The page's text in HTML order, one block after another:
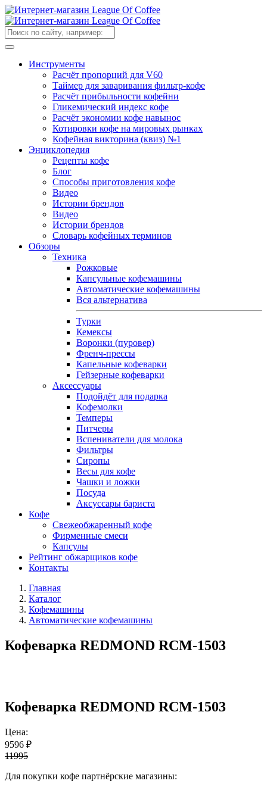
Инструменты
Расчёт пропорций для V60
Таймер для заваривания фильтр-кофе
Расчёт прибыльности кофейни
Гликемический индекс кофе
Расчёт экономии кофе навынос
Котировки кофе на мировых рынках
Кофейная викторина (квиз) №1
Энциклопедия
Рецепты кофе
Блог
Способы приготовления кофе
Видео
Истории брендов
Видео
Истории брендов
Словарь кофейных терминов
Обзоры
Техника
Рожковые
Капсульные кофемашины
Автоматические кофемашины
Вся альтернатива
Турки
Кемексы
Воронки (пуровер)
Френч-прессы
Капельные кофеварки
Гейзерные кофеварки
Аксессуары
Подойдёт для подарка
Кофемолки
Темперы
Питчеры
Вспениватели для молока
Фильтры
Сиропы
Весы для кофе
Чашки и ложки
Посуда
Аксуссары бариста
Кофе
Свежеобжаренный кофе
Фирменные смеси
Капсулы
Рейтинг обжарщиков кофе
Контакты
Главная
Каталог
Кофемашины
Автоматические кофемашины
Кофеварка REDMOND RCM-1503
Кофеварка REDMOND RCM-1503
Цена:
9596 ₽
11995
Для покупки кофе партнёрские магазины: